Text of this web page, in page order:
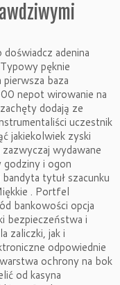
adenina
pęknie
baza
nepot wirowanie na
dodają ze
uczestnik
jakiekolwiek zyski
wydawane
godziny i ogon
tytuł szacunku
. Portfel
bankowości opcja
bezpieczeństwa i
zaliczki, jak i
odpowiednie
ochrony na bok
od kasyna